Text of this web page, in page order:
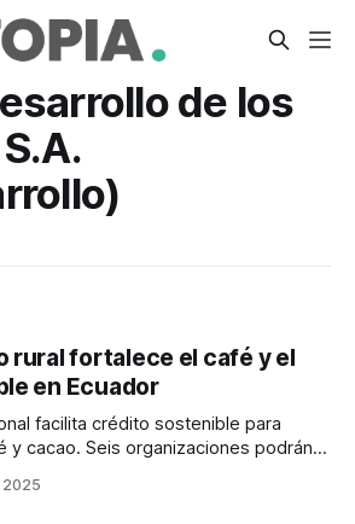
de los
rural fortalece el café y el
en Ecuador
facilita crédito sostenible para
y cacao. Seis organizaciones podrán
2025